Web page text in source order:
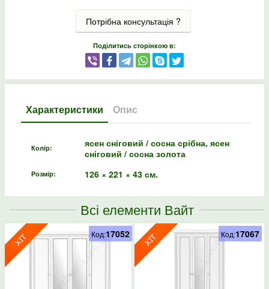
Потрібна консультація ?
Поділитись сторінкою в:
Характеристики Опис
Колір:
ясен сніговий / сосна срібна, ясен
сніговий / сосна золота
Розмір: 126 × 221 × 43 см.
Всі елементи Вайт
Код:17052 Код:17067